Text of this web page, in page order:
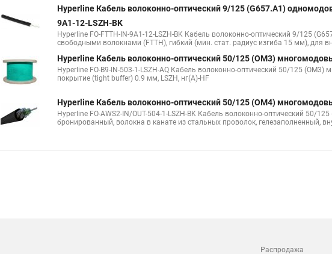
Hyperline FO-FTTH-IN-9A1-4-LSZH-BK Кабель волоконно-оптический 9/125
свободными волокнами (FTTH), гибкий (мин. стат. радиус изгиба 15 мм), для
Hyperline Кабель волоконно-оптический 9/125 (G657.А1)
Hyperline FO-FTTH-IN-9A1-12-LSZH-BK Кабель волоконно-оптический 9/125
свободными волокнами (FTTH), гибкий (мин. стат. радиус изгиба 15 мм), для
Аналоги по цене
Hyperline Кабель волоконно-оптический 9/125 (G657.А1)
Hyperline FO-FTTH-IN-9A1-12-LSZH-BK Кабель волоконно-оптический 9/125
свободными волокнами (FTTH), гибкий (мин. стат. радиус изгиба 15 мм), для
Hyperline Кабель волоконно-оптический 50/125 (OM4)